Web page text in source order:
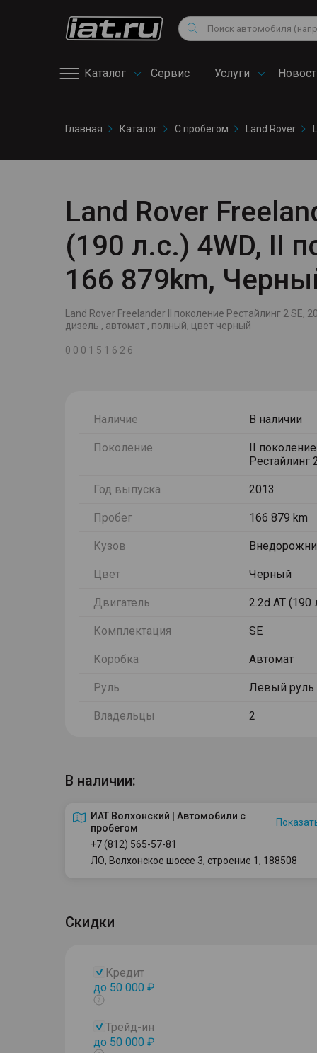
Поиск
Каталог Сервис
сервис
Услуги
Снегоходы
Квадроциклы
Главная Каталог С пробегом Land Rover
Land Rover
(190 л.с.) 4WD, II
166 879km,
Land Rover Freelander II поколение Рестайлинг 2 SE,
дизель , автомат , полный, цвет черный
0 0 0 1 5 1 6 2 6
Наличие В наличии
Поколение
II поколение
Рестайлинг
Год выпуска 2013
Пробег 166 879 km
Кузов
Цвет Черный
Двигатель 2.2d AT (190
Комплектация SE
Коробка Автомат
Руль Левый руль
Владельцы 2
В наличии:
ИАТ Волхонский | Автомобили с
пробегом
+7 (812) 565-57-81
ЛО, Волхонское шоссе 3, строение 1, 188508
Скидки
Кредит
до 50 000 ₽
Показать
Трейд-ин
до 50 000 ₽